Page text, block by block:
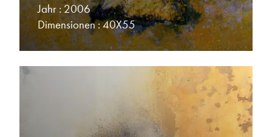
Jahr : 2006
Dimensionen : 40X55